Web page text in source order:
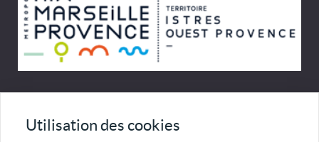
Site développé par Pierre Goulaouic
Utilisation des cookies